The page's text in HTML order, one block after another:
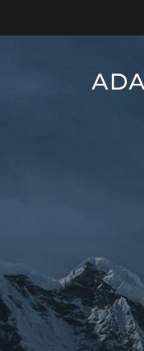
RECENT